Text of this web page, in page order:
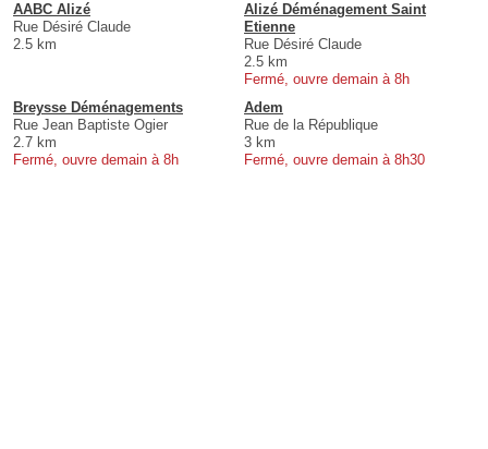
AABC Alizé
Rue Désiré Claude
2.5 km
Alizé Déménagement Saint
Etienne
Rue Désiré Claude
2.5 km
Fermé, ouvre demain à 8h
Breysse Déménagements
Rue Jean Baptiste Ogier
2.7 km
Fermé, ouvre demain à 8h
Adem
Rue de la République
3 km
Fermé, ouvre demain à 8h30